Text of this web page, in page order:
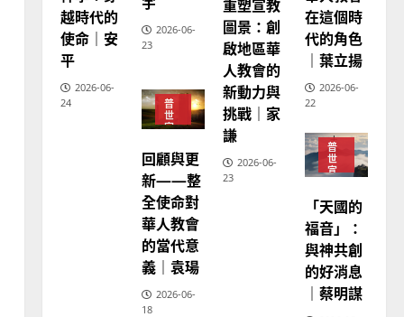
2 2025-02-18
神學教育
宣教的整全使命｜王永信
2025-02-18
4
普世宣教
向穆斯林傳福音的可行策略
｜黃約瑟
2025-02-20
越時代的
使命｜安
平
2026-06-
24
2026-06-
23
重塑宣教
圖景：創
啟地區華
人教會的
新動力與
挑戰｜家
謙
2026-06-
23
教
在這個時
代的角色
｜葉立揚
2026-06-
22
普
世
宣
回顧與更
新——整
全使命對
華人教會
的當代意
義｜袁瑒
2026-06-
18
普
世
宣
神
學
教
育
「天國的
福音」：
與神共創
的好消息
｜蔡明謀